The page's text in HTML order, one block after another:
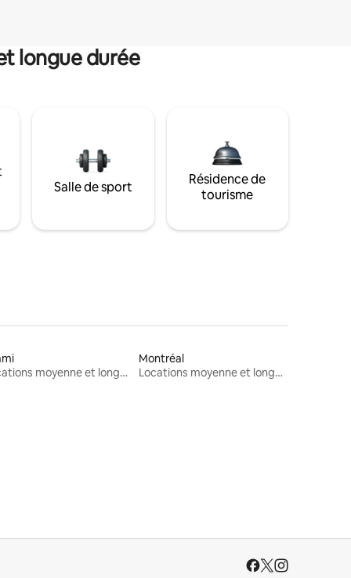
longue durée
Salle de sport
Résidence de
tourisme
Locations moyenne et longue durée
Montréal
Locations moyenne et longue durée